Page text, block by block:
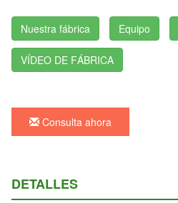
Nuestra fábrica Equipo
VÍDEO DE FÁBRICA
Consulta ahora
DETALLES